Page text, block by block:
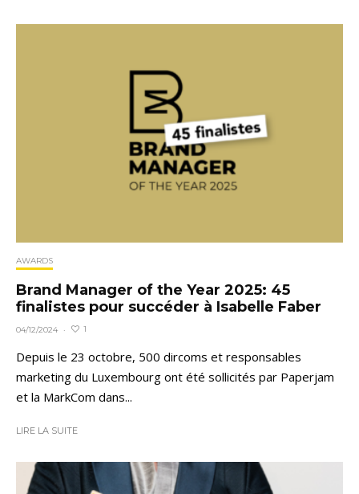
AWARDS
Brand Manager of the Year 2025: 45
finalistes pour succéder à Isabelle Faber
04/12/2024 · 1
Depuis le 23 octobre, 500 dircoms et responsables
marketing du Luxembourg ont été sollicités par Paperjam
et la MarkCom dans...
LIRE LA SUITE